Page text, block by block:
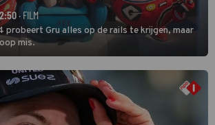
· FILM
probeert Gru alles op de rails te krijgen, maar
mis.